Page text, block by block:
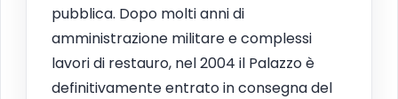
pubblica. Dopo molti anni di
amministrazione militare e complessi
lavori di restauro, nel 2004 il Palazzo è
definitivamente entrato in consegna del